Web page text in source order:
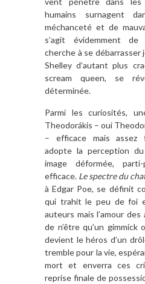
humains surnagent
méchanceté et de
s’agit évidemment
cherche à se débarrasser
Shelley d’autant plus
scream queen, se
déterminée.
Parmi les curiosités,
Theodorákis – oui
– efficace mais assez
adopte la perception
image déformée,
efficace. Le spectre du
à Edgar Poe, se définit
qui trahit le peu de foi
auteurs mais l’amour
de n’être qu’un
devient le héros d’un
tremble pour la vie,
mort et enverra ces
reprise finale de